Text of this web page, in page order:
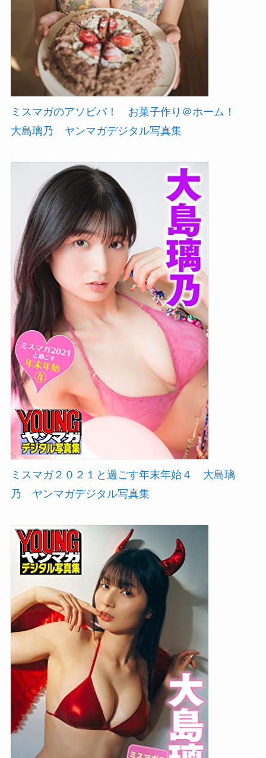
ミスマガのアソビバ！ お菓子作り＠ホーム！
大島璃乃 ヤンマガデジタル写真集
ミスマガ２０２１と過ごす年末年始４ 大島璃
乃 ヤンマガデジタル写真集